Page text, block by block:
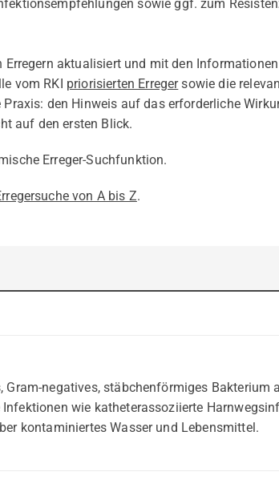
sowie ggf. zum
aktualisiert und mit den Informationen
vom RKI priorisierten Erregersowie die
den Hinweis auf das erforderliche
auf den ersten Blick.
Erreger-Suchfunktion.
von A bis Z.
negatives, stäbchenförmiges Bakterium
wie katheterassoziierte
kontaminiertes Wasser und Lebensmittel.